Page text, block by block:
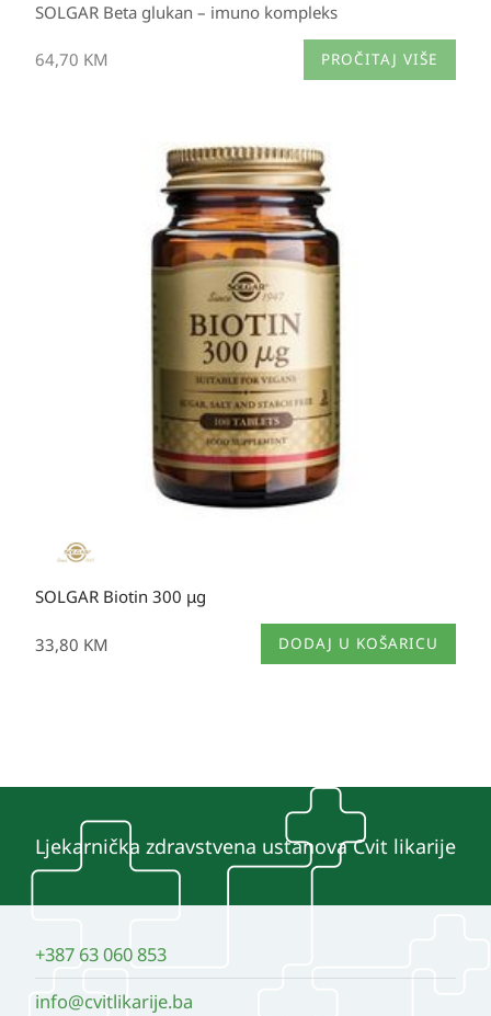
SOLGAR Beta glukan – imuno kompleks
64,70 KM PROČITAJ VIŠE
SOLGAR Biotin 300 μg
33,80 KM DODAJ U KOŠARICU
Ljekarnička zdravstvena ustanova Cvit likarije
+387 63 060 853
info@cvitlikarije.ba